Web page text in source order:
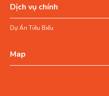
Dịch vụ chính
Dự Án Tiêu Biểu
Map